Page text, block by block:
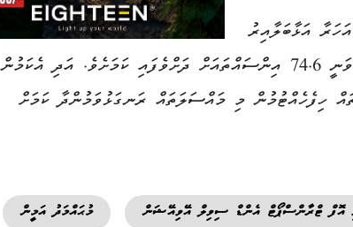
އަޅާބަލާއިރު
ވެހިކަލް ރެޖިސްޓްރީ ކުރި އަދަދު ވަނީ 74.6 އިންސައްތައަށް ދަށްވެފައި ކަމަށެވެ. އަދި އެކަމުން
ހިފެހެއްޓުމުން މި މައްސަލަތައް ރަނގަޅުވަމުންދާ ކަމަށް
އޮފް ޓްރާންސްޕޯޓް އެންޑް ސިވިލް އޭވިއޭޝަން މުޙައްމަދު އަމީން